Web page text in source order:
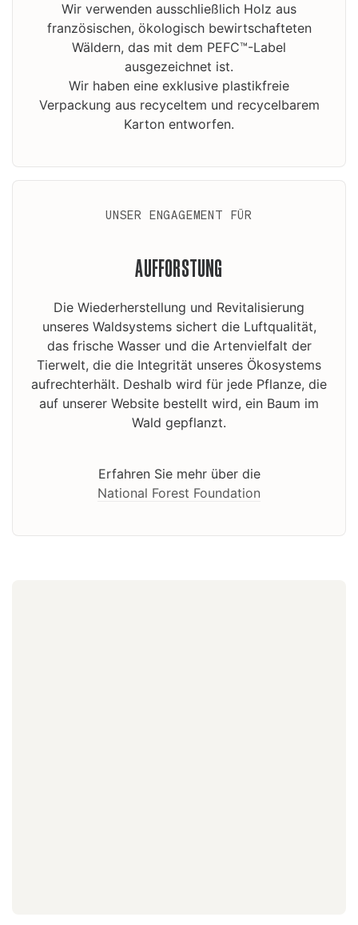
Wir verwenden ausschließlich Holz aus
französischen, ökologisch bewirtschafteten
Wäldern, das mit dem PEFC™-Label
ausgezeichnet ist.
Wir haben eine exklusive plastikfreie
Verpackung aus recyceltem und recycelbarem
Karton entworfen.
UNSER ENGAGEMENT FÜR
AUFFORSTUNG
Die Wiederherstellung und Revitalisierung
unseres Waldsystems sichert die Luftqualität,
das frische Wasser und die Artenvielfalt der
Tierwelt, die die Integrität unseres Ökosystems
aufrechterhält. Deshalb wird für jede Pflanze, die
auf unserer Website bestellt wird, ein Baum im
Wald gepflanzt.
Erfahren Sie mehr über die
National Forest Foundation